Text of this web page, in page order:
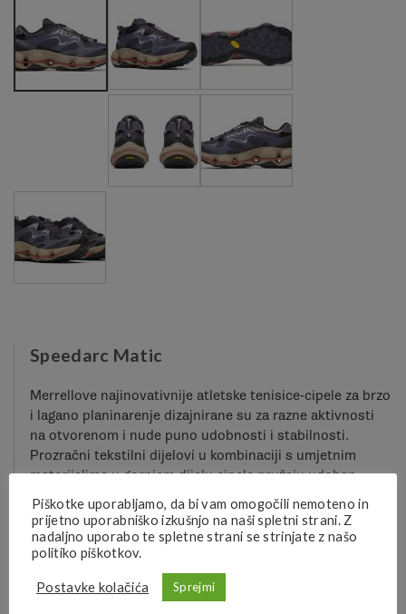
Speedarc Matic
Merrellove najinovativnije atletske tenisice-cipele za brzo
i lagano planinarenje dizajnirane su za razne aktivnosti
na otvorenom i nude puno udobnosti i stabilnosti.
Prozračni tekstilni dijelovi u kombinaciji s umjetnim
materijalima u gornjem dijelu cipele pružaju udoban
prihvat stopala. Dodatnu stabilnost daje torzijska ploča
Flex Plate koja je umetnuta duž cijelog međupotplata od
pete do prstiju. Dodatnu amortizaciju i udobnost pri
svakom koraku pruža nova Float Pro pjena u
međupotplatu. Nova Vibram MegaGrip guma na potplatu
omogućuje izvrsno prianjanje i prilagodljivost na
Piškotke uporabljamo, da bi vam omogočili nemoteno in
prijetno uporabniško izkušnjo na naši spletni strani. Z
nadaljno uporabo te spletne strani se strinjate z našo
politiko piškotkov.
Postavke kolačića Sprejmi